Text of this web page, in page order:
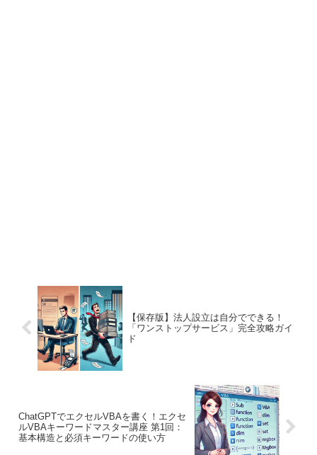
【保存版】法人設立は自分でできる！
「ワンストップサービス」完全攻略ガイ
ド
ChatGPTでエクセルVBAを書く！エクセ
ルVBAキーワードマスター講座 第1回：
基本構造と必須キーワードの使い方